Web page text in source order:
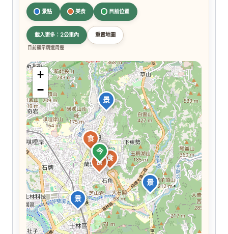
景點 美食 目前位置
載入更多：2公里內 重置地圖
目前顯示精選周邊
今
食
景
食
食
景
景
食
食
+
−